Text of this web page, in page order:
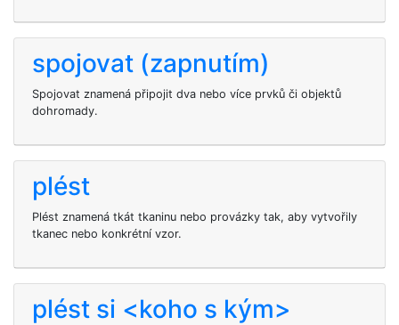
spojovat (zapnutím)
Spojovat znamená připojit dva nebo více prvků či objektů
dohromady.
plést
Plést znamená tkát tkaninu nebo provázky tak, aby vytvořily
tkanec nebo konkrétní vzor.
plést si <koho s kým>